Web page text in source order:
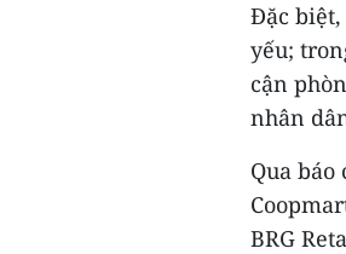
Đặc
yếu;
cận
nhân
Qua
BRG